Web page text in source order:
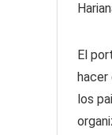
El
hacer
los